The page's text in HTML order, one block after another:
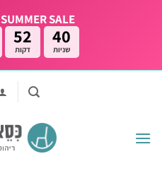
SUMMER SALE עד 65% הנחה
52
דקות
39
שניות